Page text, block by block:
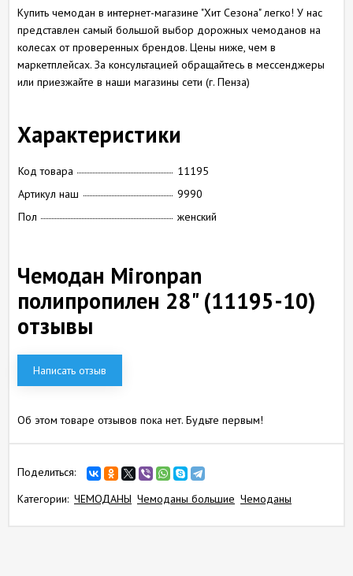
Купить чемодан в интернет-магазине "Хит Сезона" легко! У нас
представлен самый большой выбор дорожных чемоданов на
колесах от проверенных брендов. Цены ниже, чем в
маркетплейсах. За консультацией обращайтесь в мессенджеры
или приезжайте в наши магазины сети (г. Пенза)
Характеристики
Код товара
11195
Артикул наш
9990
Пол
женский
Чемодан Mironpan
полипропилен 28" (11195-10)
отзывы
Написать отзыв
Об этом товаре отзывов пока нет. Будьте первым!
Поделиться:
Категории: ЧЕМОДАНЫ Чемоданы большие Чемоданы